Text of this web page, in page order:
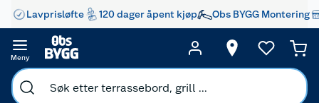
Lavprisløfte 120 dager åpent kjøp Obs BYGG Montering
Meny